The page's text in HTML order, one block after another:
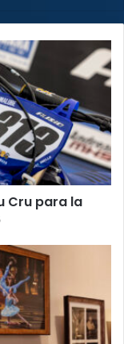
Cru para la